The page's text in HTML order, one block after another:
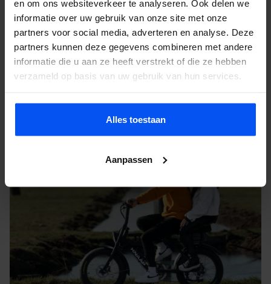
en om ons websiteverkeer te analyseren. Ook delen we
informatie over uw gebruik van onze site met onze
partners voor social media, adverteren en analyse. Deze
partners kunnen deze gegevens combineren met andere
informatie die u aan ze heeft verstrekt of die ze hebben
verzameld op basis van uw gebruik van hun services.
Alles toestaan
Aanpassen
Nijmegen , Rivierenlandschap en de Waal
Wageningen, Rijn en Veluwerand
Eerbeek , Bossen en de Loenermark
Ede, De Ginkelse Heide
Veluwe, Alle Veluwe-startlocaties